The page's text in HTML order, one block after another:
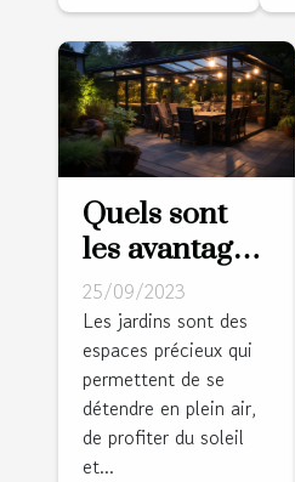
Quels sont
les avantages
d’installer
une pergola
bioclimatique
dans votre
jardin ?
25/09/2023
Les jardins sont des
espaces précieux qui
permettent de se
détendre en plein air,
de profiter du soleil
et...